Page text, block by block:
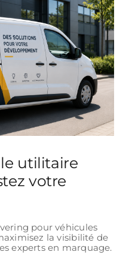
utilitaire
votre
pour véhicules
la visibilité de
experts en marquage.